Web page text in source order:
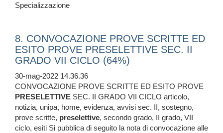
Specializzazione
8. CONVOCAZIONE PROVE SCRITTE ED
ESITO PROVE PRESELETTIVE SEC. II
GRADO VII CICLO (64%)
30-mag-2022 14.36.36
CONVOCAZIONE PROVE SCRITTE ED ESITO PROVE
PRESELETTIVE SEC. II GRADO VII CICLO articolo,
notizia, unipa, home, evidenza, avvisi sec. II, sostegno,
prove scritte, preselettive, secondo grado, II grado, VII
ciclo, esiti Si pubblica di seguito la nota di convocazione alle